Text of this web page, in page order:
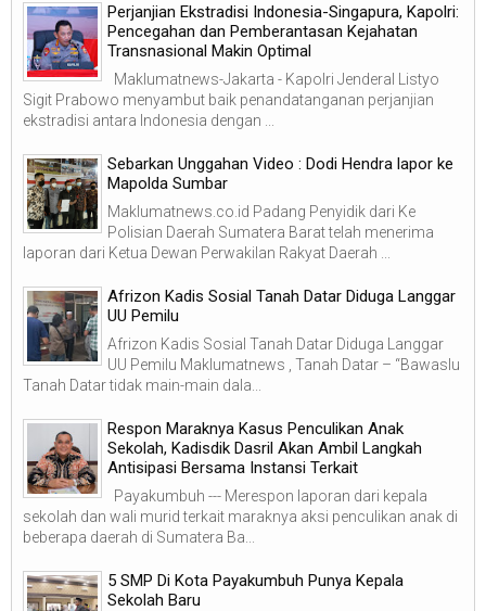
Perjanjian Ekstradisi Indonesia-Singapura, Kapolri:
Pencegahan dan Pemberantasan Kejahatan
Transnasional Makin Optimal
Maklumatnews-Jakarta - Kapolri Jenderal Listyo
Sigit Prabowo menyambut baik penandatanganan perjanjian
ekstradisi antara Indonesia dengan ...
Sebarkan Unggahan Video : Dodi Hendra lapor ke
Mapolda Sumbar
Maklumatnews.co.id Padang Penyidik dari Ke
Polisian Daerah Sumatera Barat telah menerima
laporan dari Ketua Dewan Perwakilan Rakyat Daerah ...
Afrizon Kadis Sosial Tanah Datar Diduga Langgar
UU Pemilu
Afrizon Kadis Sosial Tanah Datar Diduga Langgar
UU Pemilu Maklumatnews , Tanah Datar – “Bawaslu
Tanah Datar tidak main-main dala...
Respon Maraknya Kasus Penculikan Anak
Sekolah, Kadisdik Dasril Akan Ambil Langkah
Antisipasi Bersama Instansi Terkait
Payakumbuh --- Merespon laporan dari kepala
sekolah dan wali murid terkait maraknya aksi penculikan anak di
beberapa daerah di Sumatera Ba...
5 SMP Di Kota Payakumbuh Punya Kepala
Sekolah Baru